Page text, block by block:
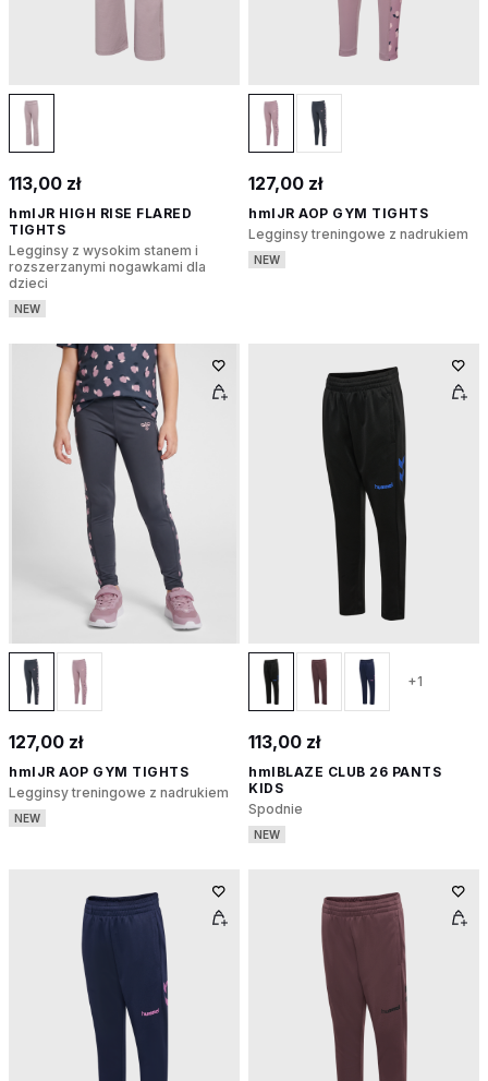
113,00 zł
hmlJR HIGH RISE FLARED
TIGHTS
Legginsy z wysokim stanem i
rozszerzanymi nogawkami dla
dzieci
NEW
127,00 zł
hmlJR AOP GYM TIGHTS
Legginsy treningowe z nadrukiem
NEW
127,00 zł
hmlJR AOP GYM TIGHTS
Legginsy treningowe z nadrukiem
NEW
+1
113,00 zł
hmlBLAZE CLUB 26 PANTS
KIDS
Spodnie
NEW